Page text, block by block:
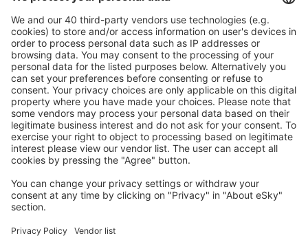
Es tut uns leid, wir können keine
Ergebnisse aufzeigen
Bitte starten Sie Ihre Suche erneut mit anderen Suchkriterien.
Copyright © eSky.at. Alle Rechte vorbehalten.